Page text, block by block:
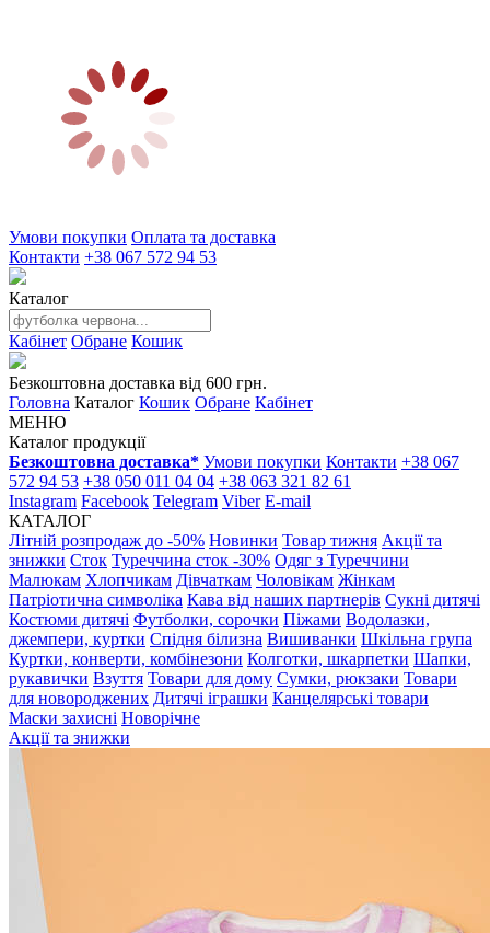
Умови покупки Оплата та доставка
Контакти +38 067 572 94 53
Каталог
Кабінет Обране Кошик
Безкоштовна доставка від 600 грн.
Головна Каталог Кошик Обране Кабінет
МЕНЮ
Каталог продукції
Безкоштовна доставка* Умови покупки Контакти +38 067
572 94 53 +38 050 011 04 04 +38 063 321 82 61
Instagram Facebook Telegram Viber E-mail
КАТАЛОГ
Літній розпродаж до -50% Новинки Товар тижня Акції та
знижки Сток Туреччина сток -30% Одяг з Туреччини
Малюкам Хлопчикам Дівчаткам Чоловікам Жінкам
Патріотична символіка Кава від наших партнерів Сукні дитячі
Костюми дитячі Футболки, сорочки Піжами Водолазки,
джемпери, куртки Спідня білизна Вишиванки Шкільна група
Куртки, конверти, комбінезони Колготки, шкарпетки Шапки,
рукавички Взуття Товари для дому Сумки, рюкзаки Товари
для новороджених Дитячі іграшки Канцелярські товари
Маски захисні Новорічне
Акції та знижки